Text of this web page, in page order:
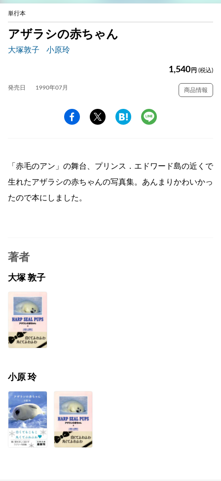
単行本
アザラシの赤ちゃん
大塚敦子 小原玲
1,540 円 (税込)
発売日 1990年07月 商品情報
「赤毛のアン」の舞台、プリンス．エドワード島の近くで
生れたアザラシの赤ちゃんの写真集。あんまりかわいかっ
たので本にしました。
著者
大塚 敦子
小原 玲